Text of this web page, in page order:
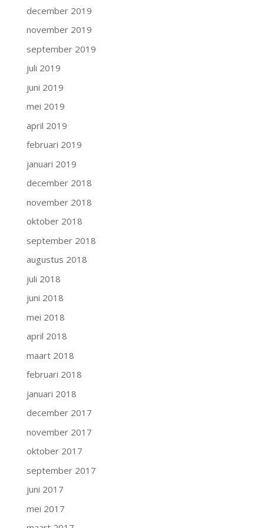
december 2019
november 2019
september 2019
juli 2019
juni 2019
mei 2019
april 2019
februari 2019
januari 2019
december 2018
november 2018
oktober 2018
september 2018
augustus 2018
juli 2018
juni 2018
mei 2018
april 2018
maart 2018
februari 2018
januari 2018
december 2017
november 2017
oktober 2017
september 2017
juni 2017
mei 2017